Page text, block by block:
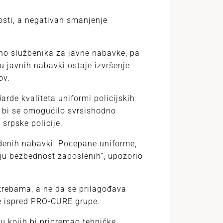
a negativan smanjenje
službenika za javne nabavke, pa
javnih nabavki ostaje izvršenje
kvaliteta uniformi policijskih
se omogućilo svrsishodno
srpske policije.
nabavki. Pocepane uniforme,
bezbednost zaposlenih“, upozorio
a ne da se prilagođava
PRO-CURE grupe.